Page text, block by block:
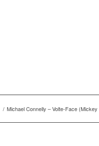
/ Michael Connelly – Volte-Face (Mickey